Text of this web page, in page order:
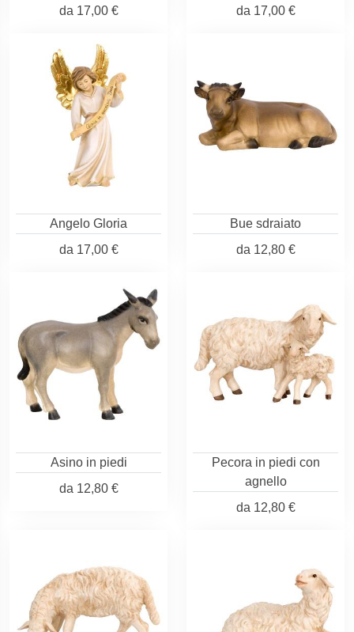
da 17,00 € da 17,00 €
Angelo Gloria
da 17,00 €
Bue sdraiato
da 12,80 €
Asino in piedi
da 12,80 €
Pecora in piedi con
agnello
da 12,80 €